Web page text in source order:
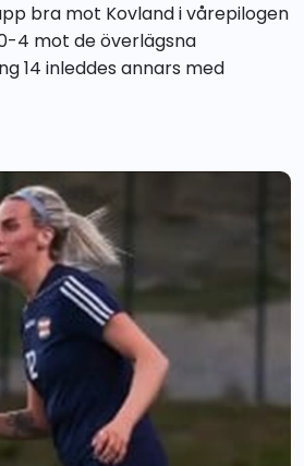
bra mot Kovland i vårepilogen
4 mot de överlägsna
14 inleddes annars med